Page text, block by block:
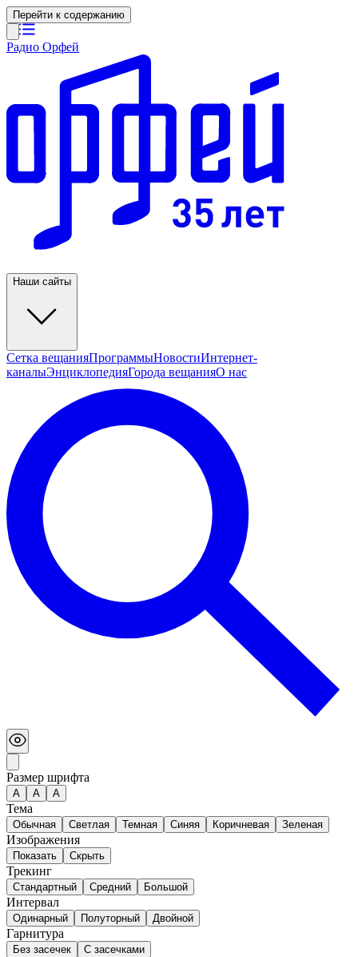
Перейти к содержанию
Радио Орфей
Наши сайты
Сетка вещанияПрограммыНовостиИнтернет-
каналыЭнциклопедияГорода вещанияО нас
Размер шрифта
А A A
Тема
Обычная Светлая Темная Синяя Коричневая Зеленая
Изображения
Показать Скрыть
Трекинг
Стандартный Средний Большой
Интервал
Одинарный Полуторный Двойной
Гарнитура
Без засечек
С засечками